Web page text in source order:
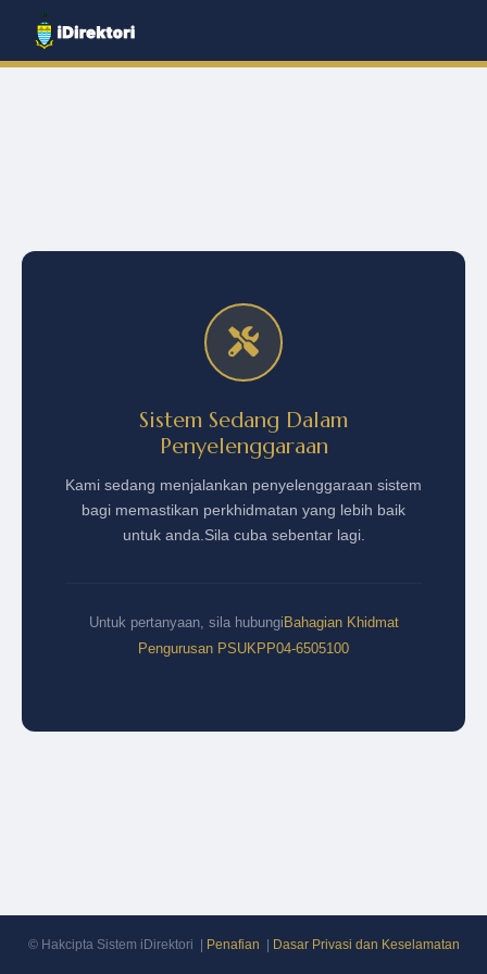
Sistem Sedang Dalam
Penyelenggaraan
Kami sedang menjalankan penyelenggaraan sistem
bagi memastikan perkhidmatan yang lebih baik
untuk anda. Sila cuba sebentar lagi.
Untuk pertanyaan, sila hubungi Bahagian Khidmat
Pengurusan PSUKPP04-6505100
© Hakcipta Sistem iDirektori | Penafian Dasar Privasi dan Keselamatan